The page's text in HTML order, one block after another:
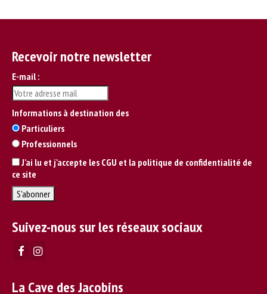
Recevoir notre newsletter
E-mail :
Informations à destination des
Particuliers
Professionnels
J'ai lu et j'accepte les CGU et la politique de confidentialité de
ce site
Suivez-nous sur les réseaux sociaux
La Cave des Jacobins